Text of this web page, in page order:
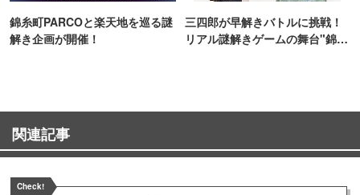
錦糸町PARCOと楽天地を巡る謎
解き企画が開催！
三四郎が早解きバトルに挑戦！
リアル謎解きゲームの舞台"錦糸
関連記事
Check!